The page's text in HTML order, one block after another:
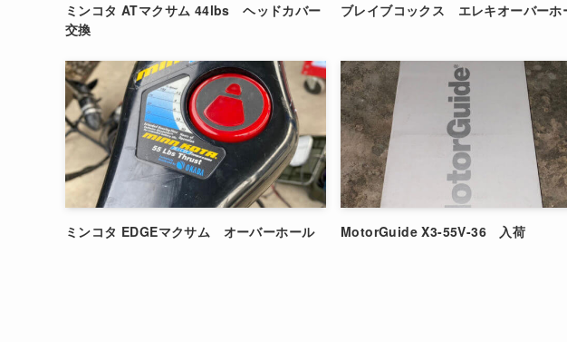
ミンコタ ATマクサム 44lbs ヘッドカバー
交換
ブレイブコックス エレキオーバーホ
ミンコタ EDGEマクサム オーバーホール MotorGuide X3-55V-36 入荷